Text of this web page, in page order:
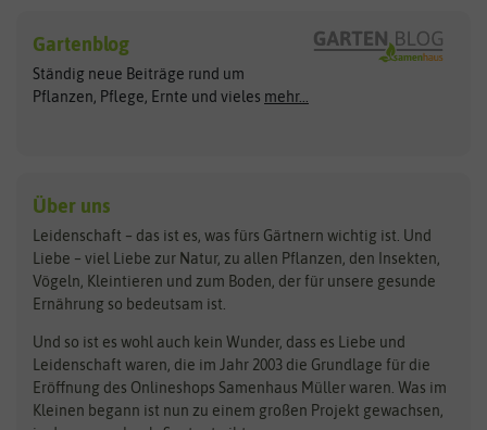
Exotische Samen
Gemüsesamen
Gründünger
Kräutersamen
Obstsamen
Pilzbrut
Rasensamen
Steckzwiebeln
Zimmer & Kübelpflanzen
Kataloge
Schnäppchen
Arche Noah
ASB Greenworld
Benary
Bingenheimer Saatgut
Bionana
BIOWOL
Blumicorn
Bûten Birds
Clever Pots
COMPO
Dürr-Samen
Feldsaaten Freudenberger
Fertil
Flora Elite
Gartenblog
Ständig neue Beiträge rund um
Pflanzen, Pflege, Ernte und vieles mehr...
Über uns
Leidenschaft – das ist es, was fürs Gärtnern wichtig ist. Und
Liebe – viel Liebe zur Natur, zu allen Pflanzen, den Insekten,
Vögeln, Kleintieren und zum Boden, der für unsere gesunde
Ernährung so bedeutsam ist.
Und so ist es wohl auch kein Wunder, dass es Liebe und
Leidenschaft waren, die im Jahr 2003 die Grundlage für die
Eröffnung des Onlineshops Samenhaus Müller waren. Was im
Kleinen begann ist nun zu einem großen Projekt gewachsen,